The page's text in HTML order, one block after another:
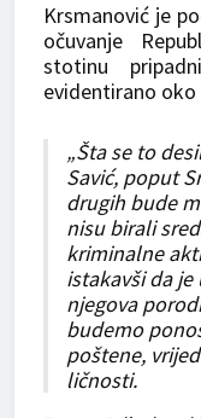
Krsmanović je
očuvanje
stotinu
evidentirano
„Šta se to
Savić, poput
drugih bude
nisu birali
kriminalne
istakavši da
njegova
budemo
poštene,
ličnosti.